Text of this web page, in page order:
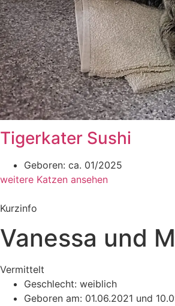
Tigerkater Sushi
Geboren: ca. 01/2025
weitere Katzen ansehen
Kurzinfo
Vanessa und
Vermittelt
Geschlecht: weiblich
Geboren am: 01.06.2021 und